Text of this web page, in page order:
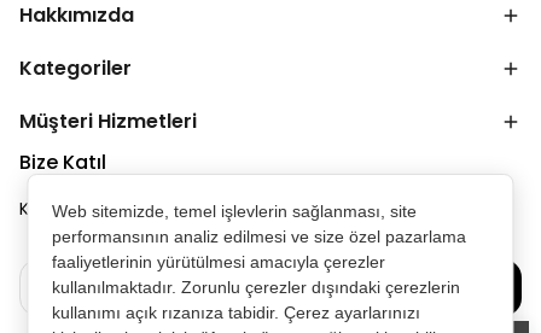
Web sitemizde, temel işlevlerin sağlanması, site
performansının analiz edilmesi ve size özel pazarlama
faaliyetlerinin yürütülmesi amacıyla çerezler
kullanılmaktadır. Zorunlu çerezler dışındaki çerezlerin
kullanımı açık rızanıza tabidir. Çerez ayarlarınızı
Hakkımızda
Kategoriler
Müşteri Hizmetleri
Bize Katıl
Kampanya ve duyurulardan ilk senin haberin olsun.
Bize Katılın